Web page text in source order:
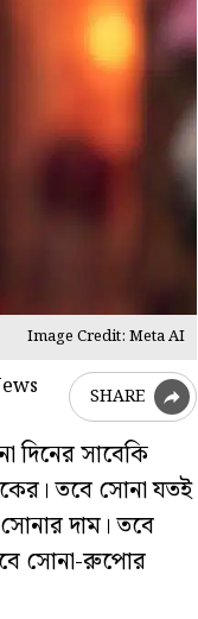
Image Credit: Meta AI
SHARE
সাবেকি
তবে সোনা যতই
দাম। তবে
সোনা-রুপোর